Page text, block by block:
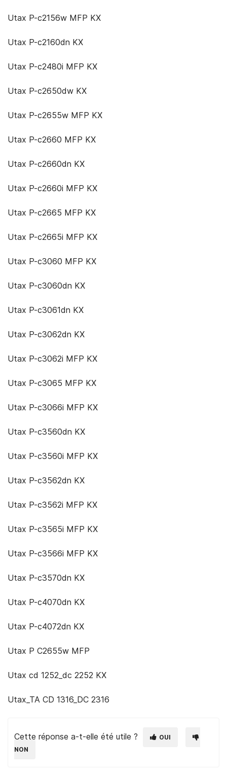
Utax P-c2156w MFP KX
Utax P-c2160dn KX
Utax P-c2480i MFP KX
Utax P-c2650dw KX
Utax P-c2655w MFP KX
Utax P-c2660 MFP KX
Utax P-c2660dn KX
Utax P-c2660i MFP KX
Utax P-c2665 MFP KX
Utax P-c2665i MFP KX
Utax P-c3060 MFP KX
Utax P-c3060dn KX
Utax P-c3061dn KX
Utax P-c3062dn KX
Utax P-c3062i MFP KX
Utax P-c3065 MFP KX
Utax P-c3066i MFP KX
Utax P-c3560dn KX
Utax P-c3560i MFP KX
Utax P-c3562dn KX
Utax P-c3562i MFP KX
Utax P-c3565i MFP KX
Utax P-c3566i MFP KX
Utax P-c3570dn KX
Utax P-c4070dn KX
Utax P-c4072dn KX
Utax P C2655w MFP
Utax cd 1252_dc 2252 KX
Utax_TA CD 1316_DC 2316
Cette réponse a-t-elle été utile ?
OUI
NON